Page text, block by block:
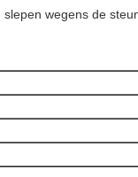
wegens de